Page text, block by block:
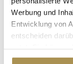
Werbung und
Entwicklung von
entscheiden
Cookie-